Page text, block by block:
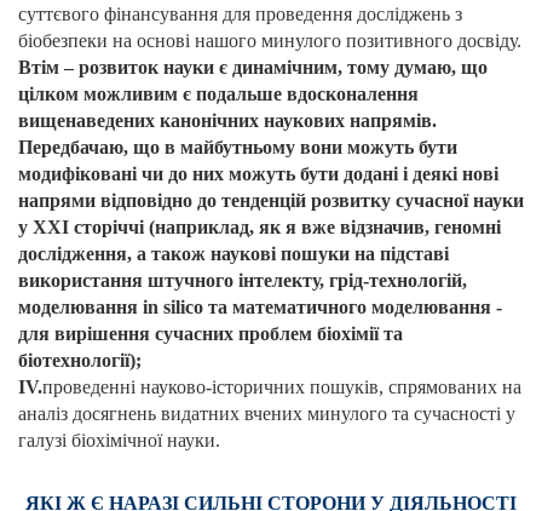
суттєвого фінансування для проведення досліджень з
біобезпеки на основі нашого минулого позитивного досвіду.
Втім – розвиток науки є динамічним, тому думаю, що
цілком можливим є подальше вдосконалення
вищенаведених канонічних наукових напрямів.
Передбачаю, що в майбутньому вони можуть бути
модифіковані чи до них можуть бути додані і деякі нові
напрями відповідно до тенденцій розвитку сучасної науки
у XXI сторіччі (наприклад, як я вже відзначив, геномні
дослідження, а також наукові пошуки на підставі
використання штучного інтелекту, грід-технологій,
моделювання in silico та математичного моделювання -
для вирішення сучасних проблем біохімії та
біотехнології);
IV.проведенні науково-історичних пошуків, спрямованих на
аналіз досягнень видатних вчених минулого та сучасності у
галузі біохімічної науки.
ЯКІ Ж Є НАРАЗІ СИЛЬНІ СТОРОНИ У ДІЯЛЬНОСТІ